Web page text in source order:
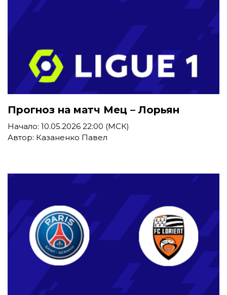
Прогноз на матч Мец – Лорьян
Начало: 10.05.2026 22:00 (МСК)
Автор: Казаненко Павел